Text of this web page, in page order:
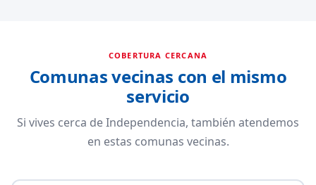
COBERTURA CERCANA
Comunas vecinas con el mismo
servicio
Si vives cerca de Independencia, también atendemos
en estas comunas vecinas.